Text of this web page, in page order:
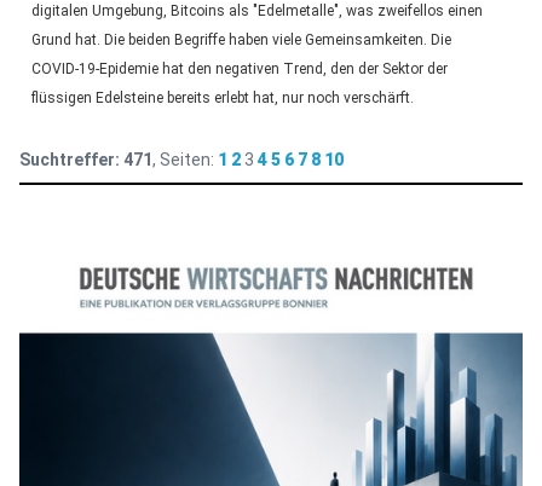
digitalen Umgebung, Bitcoins als "Edelmetalle", was zweifellos einen
Grund hat. Die beiden Begriffe haben viele Gemeinsamkeiten. Die
COVID-19-Epidemie hat den negativen Trend, den der Sektor der
flüssigen Edelsteine bereits erlebt hat, nur noch verschärft.
Suchtreffer: 471, Seiten: 1 2 3 4 5 6 7 8 10